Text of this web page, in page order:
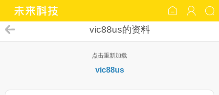
vic88us的资料
点击重新加载
vic88us